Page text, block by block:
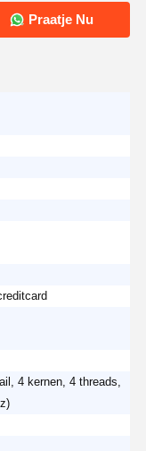
Praatje Nu
4 kernen, 4 threads,